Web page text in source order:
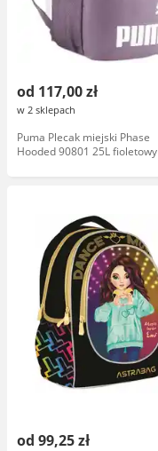
od 117,00 zł
w 2 sklepach
Puma Plecak miejski Phase
Hooded 90801 25L fioletowy
od 99,25 zł